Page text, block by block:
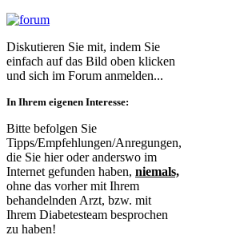
Diskutieren Sie mit, indem Sie
einfach auf das Bild oben klicken
und sich im Forum anmelden...
In Ihrem eigenen Interesse:
Bitte befolgen Sie
Tipps/Empfehlungen/Anregungen,
die Sie hier oder anderswo im
Internet gefunden haben, niemals,
ohne das vorher mit Ihrem
behandelnden Arzt, bzw. mit
Ihrem Diabetesteam besprochen
zu haben!